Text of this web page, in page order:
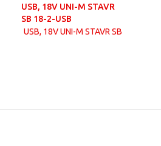
USB, 18V UNI-M STAVR
SB 18-2-USB